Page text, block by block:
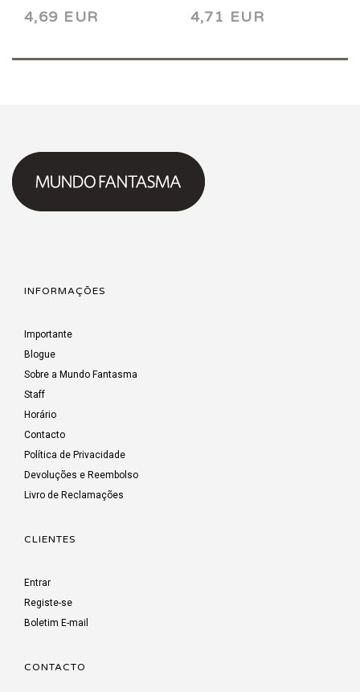
3) 60 1996
4,69 EUR
3) 2 1993
4,71 EUR
INFORMAÇÕES
Importante
Blogue
Sobre a Mundo Fantasma
Staff
Horário
Contacto
Política de Privacidade
Devoluções e Reembolso
Livro de Reclamações
CLIENTES
Entrar
Registe-se
Boletim E-mail
CONTACTO